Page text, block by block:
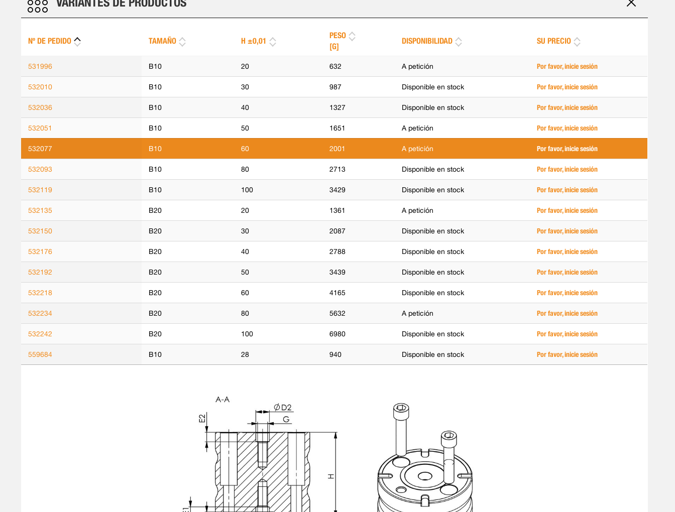
Nº DE PEDIDO TAMAÑO H ±0,01
PESO
[G]
DISPONIBILIDAD SU PRECIO
531996 B10 20 632 A petición Por favor, inicie sesión
532010 B10 30 987 Disponible en stock Por favor, inicie sesión
532036 B10 40 1327 Disponible en stock Por favor, inicie sesión
532051 B10 50 1651 A petición Por favor, inicie sesión
532077 B10 60 2001 A petición Por favor, inicie sesión
532093 B10 80 2713 Disponible en stock Por favor, inicie sesión
532119 B10 100 3429 Disponible en stock Por favor, inicie sesión
532135 B20 20 1361 A petición Por favor, inicie sesión
532150 B20 30 2087 Disponible en stock Por favor, inicie sesión
532176 B20 40 2788 Disponible en stock Por favor, inicie sesión
532192 B20 50 3439 Disponible en stock Por favor, inicie sesión
532218 B20 60 4165 Disponible en stock Por favor, inicie sesión
532234 B20 80 5632 A petición Por favor, inicie sesión
532242 B20 100 6980 Disponible en stock Por favor, inicie sesión
559684 B10 28 940 Disponible en stock Por favor, inicie sesión